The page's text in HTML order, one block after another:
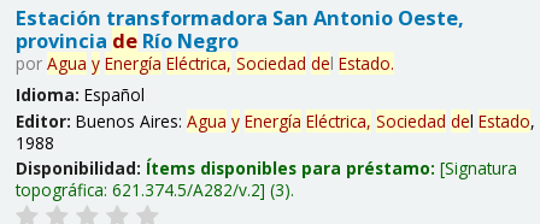
Estación transformadora San Antonio Oeste,
provincia deRío Negro
por Agua y Energía Eléctrica, Sociedad del Estado.
Idioma: Español
Editor: Buenos Aires: Agua y Energía Eléctrica, Sociedad del Estado,
1988
Disponibilidad: Ítems disponibles para préstamo: Signatura
topográfica: 621.374.5/A282/v.2 (3).